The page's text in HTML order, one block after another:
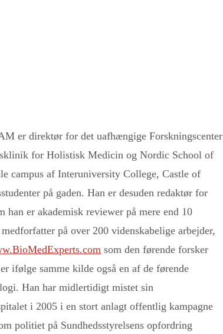
er direktør for det uafhængige Forskningscenter
for Holistisk Medicin og Nordic School of
campus af Interuniversity College, Castle of
på gaden. Han er desuden redaktør for
er akademisk reviewer på mere end 10
på over 200 videnskabelige arbejder,
som den førende forsker
ifølge samme kilde også en af de førende
Han har midlertidigt mistet sin
i 2005 i en stort anlagt offentlig kampagne
politiet på Sundhedsstyrelsens opfordring